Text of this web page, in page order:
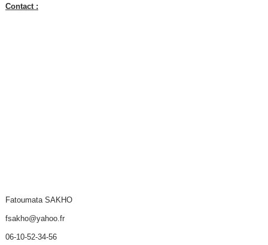
Contact :
Fatoumata SAKHO
fsakho@yahoo.fr
06-10-52-34-56